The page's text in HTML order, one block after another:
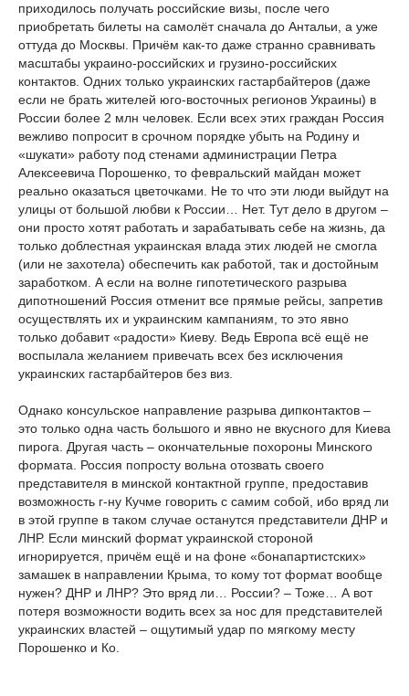
приходилось получать российские визы, после чего
приобретать билеты на самолёт сначала до Антальи, а уже
оттуда до Москвы. Причём как-то даже странно сравнивать
масштабы украино-российских и грузино-российских
контактов. Одних только украинских гастарбайтеров (даже
если не брать жителей юго-восточных регионов Украины) в
России более 2 млн человек. Если всех этих граждан Россия
вежливо попросит в срочном порядке убыть на Родину и
«шукати» работу под стенами администрации Петра
Алексеевича Порошенко, то февральский майдан может
реально оказаться цветочками. Не то что эти люди выйдут на
улицы от большой любви к России… Нет. Тут дело в другом –
они просто хотят работать и зарабатывать себе на жизнь, да
только доблестная украинская влада этих людей не смогла
(или не захотела) обеспечить как работой, так и достойным
заработком. А если на волне гипотетического разрыва
дипотношений Россия отменит все прямые рейсы, запретив
осуществлять их и украинским кампаниям, то это явно
только добавит «радости» Киеву. Ведь Европа всё ещё не
воспылала желанием привечать всех без исключения
украинских гастарбайтеров без виз.
Однако консульское направление разрыва дипконтактов –
это только одна часть большого и явно не вкусного для Киева
пирога. Другая часть – окончательные похороны Минского
формата. Россия попросту вольна отозвать своего
представителя в минской контактной группе, предоставив
возможность г-ну Кучме говорить с самим собой, ибо вряд ли
в этой группе в таком случае останутся представители ДНР и
ЛНР. Если минский формат украинской стороной
игнорируется, причём ещё и на фоне «бонапартистских»
замашек в направлении Крыма, то кому тот формат вообще
нужен? ДНР и ЛНР? Это вряд ли… России? – Тоже… А вот
потеря возможности водить всех за нос для представителей
украинских властей – ощутимый удар по мягкому месту
Порошенко и Ко.